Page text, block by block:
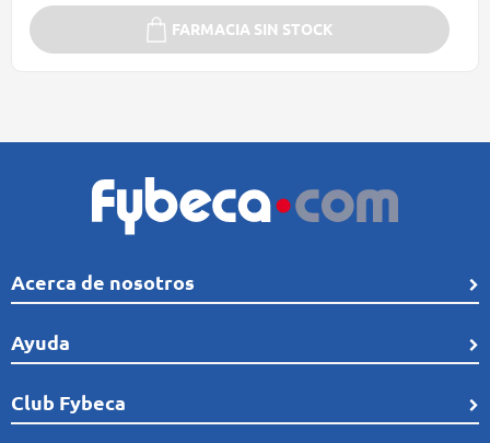
FARMACIA SIN STOCK
Acerca de nosotros
Quiénes Somos
Línea de tiempo
Comunidad
Ayuda
Preguntas frecuentes
Cobertura
Club Fybeca